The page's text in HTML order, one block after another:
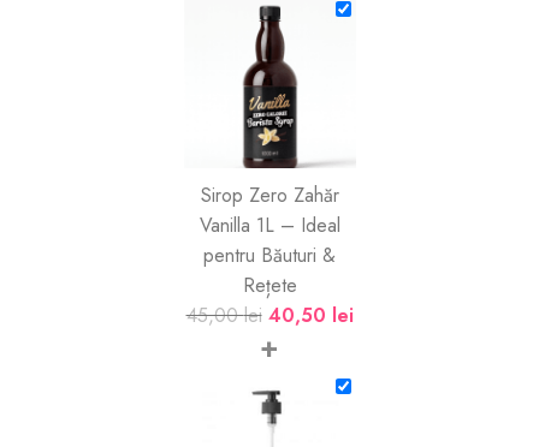
Sirop Zero Zahăr
Vanilla 1L – Ideal
pentru Băuturi &
Rețete
45,00lei 40,50 lei
+